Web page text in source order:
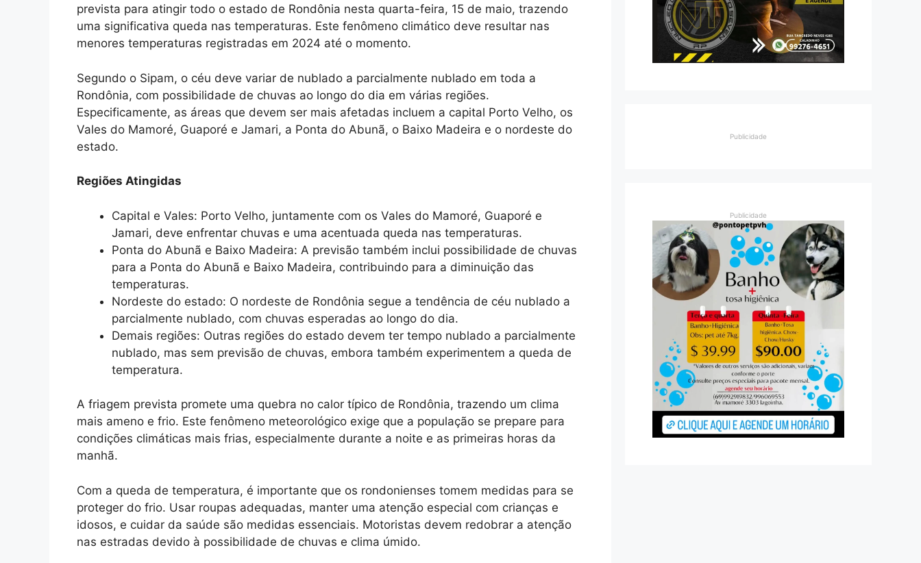
prevista para atingir todo o estado de Rondônia nesta quarta-feira, 15 de maio, trazendo
uma significativa queda nas temperaturas. Este fenômeno climático deve resultar nas
menores temperaturas registradas em 2024 até o momento.
Segundo o Sipam, o céu deve variar de nublado a parcialmente nublado em toda a
Rondônia, com possibilidade de chuvas ao longo do dia em várias regiões.
Especificamente, as áreas que devem ser mais afetadas incluem a capital Porto Velho, os
Vales do Mamoré, Guaporé e Jamari, a Ponta do Abunã, o Baixo Madeira e o nordeste do
estado.
Regiões Atingidas
Capital e Vales: Porto Velho, juntamente com os Vales do Mamoré, Guaporé e
Jamari, deve enfrentar chuvas e uma acentuada queda nas temperaturas.
Ponta do Abunã e Baixo Madeira: A previsão também inclui possibilidade de chuvas
para a Ponta do Abunã e Baixo Madeira, contribuindo para a diminuição das
temperaturas.
Nordeste do estado: O nordeste de Rondônia segue a tendência de céu nublado a
parcialmente nublado, com chuvas esperadas ao longo do dia.
Demais regiões: Outras regiões do estado devem ter tempo nublado a parcialmente
nublado, mas sem previsão de chuvas, embora também experimentem a queda de
temperatura.
A friagem prevista promete uma quebra no calor típico de Rondônia, trazendo um clima
mais ameno e frio. Este fenômeno meteorológico exige que a população se prepare para
condições climáticas mais frias, especialmente durante a noite e as primeiras horas da
manhã.
Com a queda de temperatura, é importante que os rondonienses tomem medidas para se
proteger do frio. Usar roupas adequadas, manter uma atenção especial com crianças e
idosos, e cuidar da saúde são medidas essenciais. Motoristas devem redobrar a atenção
nas estradas devido à possibilidade de chuvas e clima úmido.
Publicidade
Publicidade